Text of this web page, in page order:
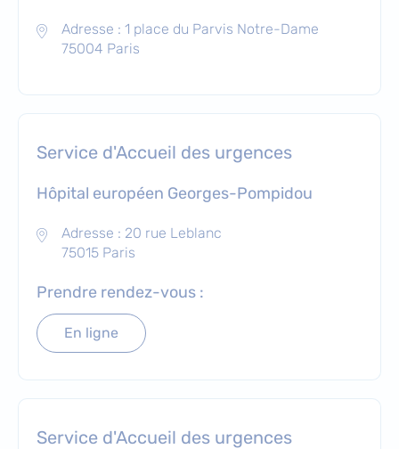
Adresse : 1 place du Parvis Notre-Dame
75004 Paris
Service d'Accueil des urgences
Hôpital européen Georges-Pompidou
Adresse : 20 rue Leblanc
75015 Paris
Prendre rendez-vous :
En ligne
Service d'Accueil des urgences